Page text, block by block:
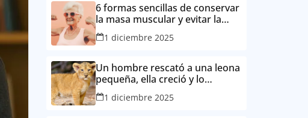
6 formas sencillas de conservar
la masa muscular y evitar la
degradación corporal por la
edad
1 diciembre 2025
Un hombre rescató a una leona
pequeña, ella creció y lo
consideró su mejor amigo
1 diciembre 2025